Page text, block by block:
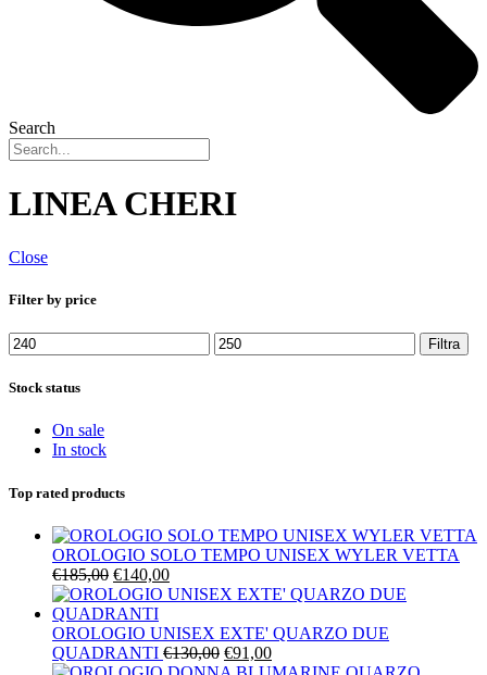
Search
LINEA CHERI
Close
Filter by price
Prezzo
Min
Prezzo
Max
Filtra
Stock status
On sale
In stock
Top rated products
OROLOGIO SOLO TEMPO UNISEX WYLER VETTA
€185,00 Il
prezzo
originale
era:
€185,00.
€140,00Il
prezzo
è:
€140,00.
OROLOGIO UNISEX EXTE' QUARZO DUE
QUADRANTI €130,00 Il
prezzo
€91,00Il
prezzo